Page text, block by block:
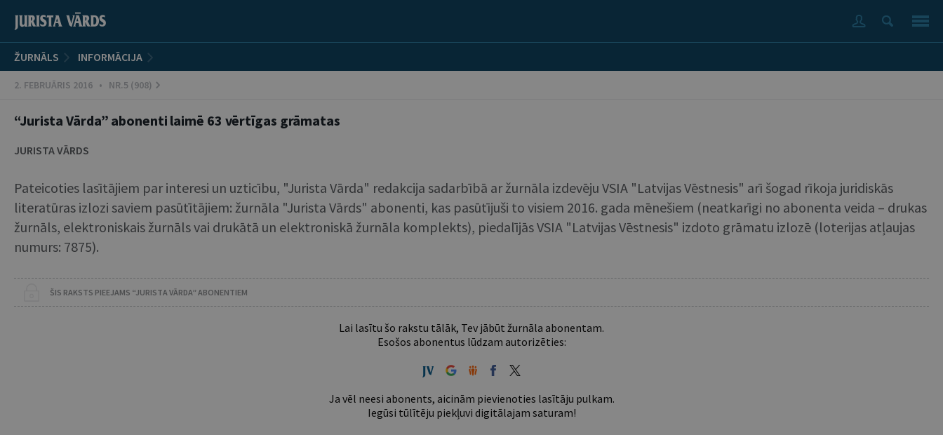
ŽURNĀLS INFORMĀCIJA
2. FEBRUĀRIS 2016 • NR.5 (908)
“Jurista Vārda” abonenti laimē 63 vērtīgas grāmatas
JURISTA VĀRDS
Pateicoties lasītājiem par interesi un uzticību, "Jurista Vārda" redakcija sadarbībā ar žurnāla izdevēju VSIA "Latvijas Vēstnesis" arī šogad rīkoja juridiskās
literatūras izlozi saviem pasūtītājiem: žurnāla "Jurista Vārds" abonenti, kas pasūtījuši to visiem 2016. gada mēnešiem (neatkarīgi no abonenta veida – drukas
žurnāls, elektroniskais žurnāls vai drukātā un elektroniskā žurnāla komplekts), piedalījās VSIA "Latvijas Vēstnesis" izdoto grāmatu izlozē (loterijas atļaujas
numurs: 7875).
ŠIS RAKSTS PIEEJAMS “JURISTA VĀRDA” ABONENTIEM
Lai lasītu šo rakstu tālāk, Tev jābūt žurnāla abonentam.
Esošos abonentus lūdzam autorizēties:
Ja vēl neesi abonents, aicinām pievienoties lasītāju pulkam.
Iegūsi tūlītēju piekļuvi digitālajam saturam!